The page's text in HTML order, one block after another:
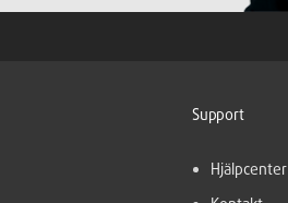
Support
Hjälpcenter